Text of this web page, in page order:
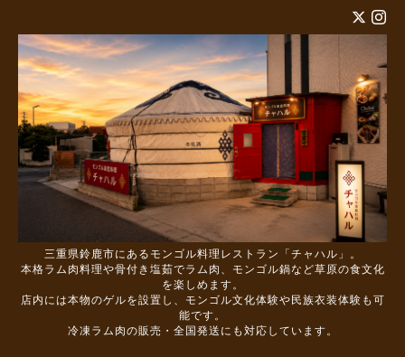
三重県鈴鹿市にあるモンゴル料理レストラン「チャハル」。
本格ラム肉料理や骨付き塩茹でラム肉、モンゴル鍋など草原の食文化
を楽しめます。
店内には本物のゲルを設置し、モンゴル文化体験や民族衣装体験も可
能です。
冷凍ラム肉の販売・全国発送にも対応しています。